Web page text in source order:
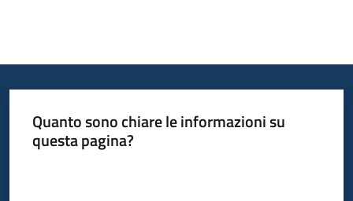
Quanto sono chiare le informazioni su
questa pagina?